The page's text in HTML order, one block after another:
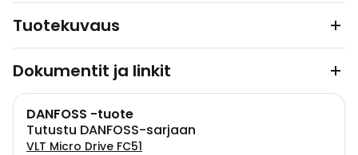
Tuotekuvaus
Dokumentit ja linkit
DANFOSS -tuote
Tutustu DANFOSS-sarjaan
VLT Micro Drive FC51